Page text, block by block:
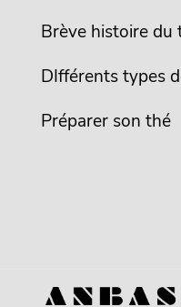
Brève histoire du
DIfférents types
Préparer son thé